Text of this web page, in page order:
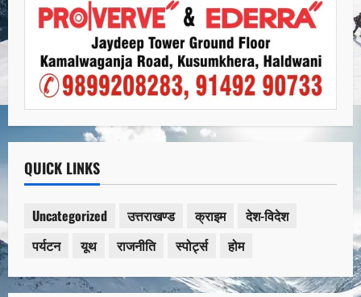
QUICK LINKS
Uncategorized उत्तराखण्ड क्राइम
देश-विदेश
पर्यटन
यूथ राजनीति स्पोर्ट्स होम